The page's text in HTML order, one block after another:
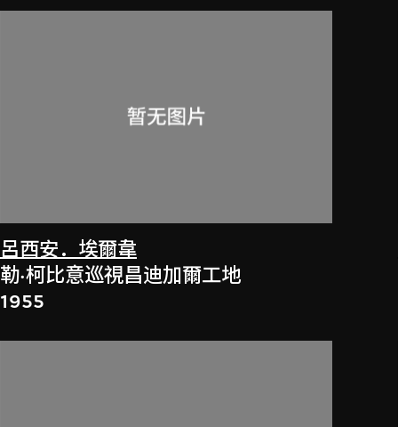
呂西安．埃爾韋
勒·柯比意巡視昌迪加爾工地
1955